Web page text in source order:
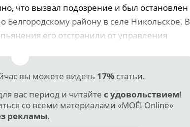
что вызвал подозрение и был остановлен
району в селе Никольское. В
его отстранили от управления
вы можете видеть 17%статьи.
вас период и читайте с удовольствием!
со всеми материалами «МОЁ! Online»
рекламы.